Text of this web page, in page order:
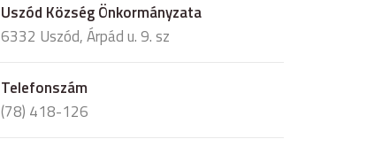
Uszód Község Önkormányzata
6332 Uszód, Árpád u. 9. sz
Telefonszám
(78) 418-126